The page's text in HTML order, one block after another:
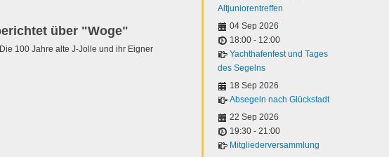
über "Woge"
Die 100 Jahre alte J-Jolle und ihr Eigner
Altjuniorentreffen
04 Sep 2026
18:00 - 12:00
Yachthafenfest und Tages
des Segelns
18 Sep 2026
Absegeln nach Glückstadt
22 Sep 2026
19:30 - 21:00
Mitgliederversammlung